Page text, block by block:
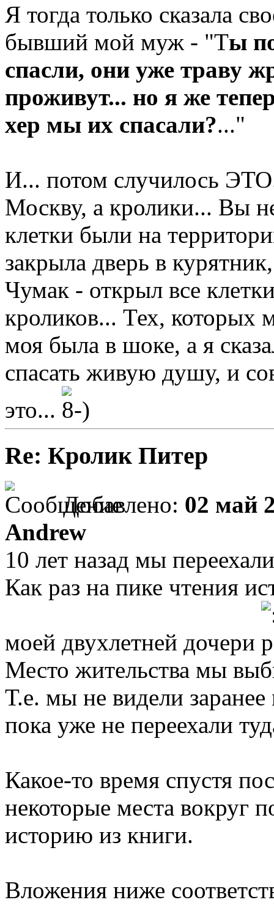
Я тогда только сказала
бывший мой муж - "Ты
спасли, они уже траву
проживут... но я же
хер мы их спасали?..."
И... потом случилось
Москву, а кролики... Вы
клетки были на
закрыла дверь в
Чумак - открыл все
кроликов... Тех, которых
моя была в шоке, а я
спасать живую душу, и
это...
Re: Кролик Питер
Добавлено: 02 май
Andrew
10 лет назад мы
Как раз на пике чтения
моей двухлетней дочери
Место жительства мы
Т.е. мы не видели
пока уже не переехали
Какое-то время спустя
некоторые места вокруг
историю из книги.
Вложения ниже